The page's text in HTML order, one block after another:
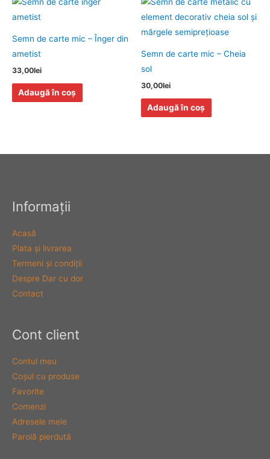
Semn de carte mic – Înger din
ametist
33,00lei
Adaugă în coș
Semn de carte mic – Cheia
sol
30,00lei
Adaugă în coș
Informaţii
Acasă
Plata şi livrarea
Termeni şi condiţii
Despre Dar cu dor
Contact
Cont client
Contul meu
Coşul cu produse
Favorite
Comenzi
Adresele mele
Parolă pierdută